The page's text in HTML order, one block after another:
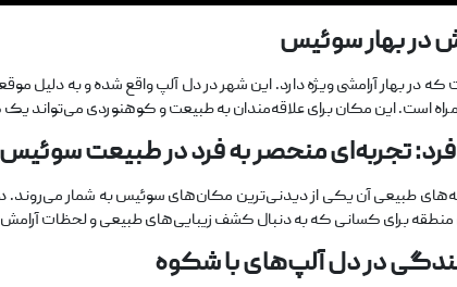
در بهار سوئیس
بهار آرامشی ویژه دارد. این شهر در دل آلپ واقع شده و به دلیل
است. این مکان برای علاقه‌مندان به طبیعت و کوهنوردی می‌تواند
تجربه‌ای منحصر به ‌فرد در طبیعت سوئیس
طبیعی آن یکی از دیدنی‌ترین مکان‌های سوئیس به شمار می‌روند.
منطقه برای کسانی که به دنبال کشف زیبایی‌های طبیعی و لحظات
در دل آلپ‌های با شکوه